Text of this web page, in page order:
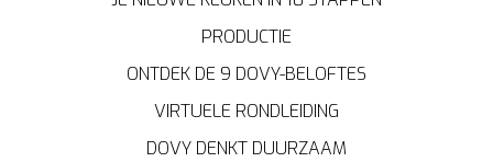
PRODUCTIE
ONTDEK DE 9 DOVY-BELOFTES
VIRTUELE RONDLEIDING
DOVY DENKT DUURZAAM